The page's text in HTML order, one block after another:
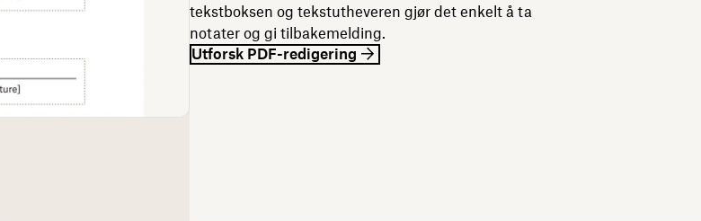
tekstboksen og tekstutheveren gjør det enkelt å ta
notater og gi tilbakemelding.
Utforsk PDF-redigering